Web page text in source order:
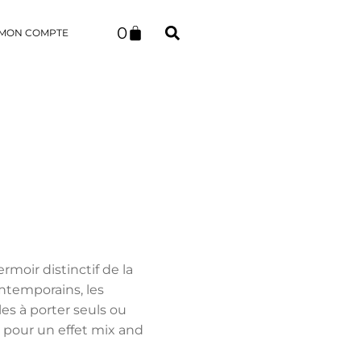
COMPTE 0
distinctif de la
les
à porter seuls ou
un effet mix and